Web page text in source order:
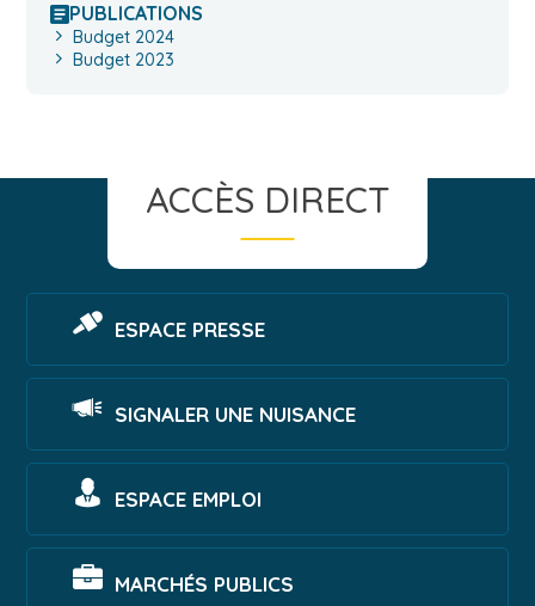
PUBLICATIONS
Budget 2024
Budget 2023
ACCÈS DIRECT
ESPACE PRESSE
SIGNALER UNE NUISANCE
ESPACE EMPLOI
MARCHÉS PUBLICS